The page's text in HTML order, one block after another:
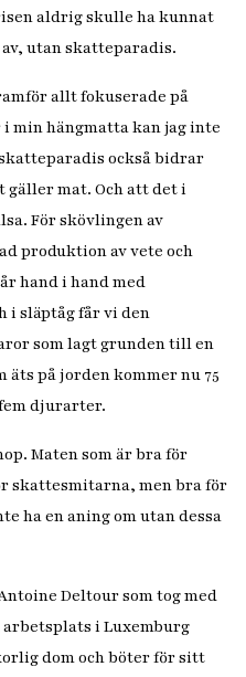
aldrig skulle ha kunnat
utan skatteparadis.
allt fokuserade på
min hängmatta kan jag inte
också bidrar
mat. Och att det i
För skövlingen av
produktion av vete och
hand i hand med
i släptåg får vi den
som lagt grunden till en
äts på jorden kommer nu 75
djurarter.
Maten som är bra för
skattesmitarna, men bra för
ha en aning om utan dessa
Deltour som tog med
i Luxemburg
dom och böter för sitt